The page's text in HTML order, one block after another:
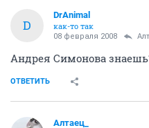
D
DrAnimal
как-то так
08 февраля 2008
Андрея Симонова
ОТВЕТИТЬ
Алтаец_